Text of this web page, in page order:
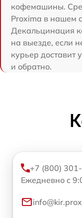
кофемашины.
Proxima в нашем
Декальцинация
на выезде, если
курьер доставит
и обратно.
+7 (800)
Ежедневно с